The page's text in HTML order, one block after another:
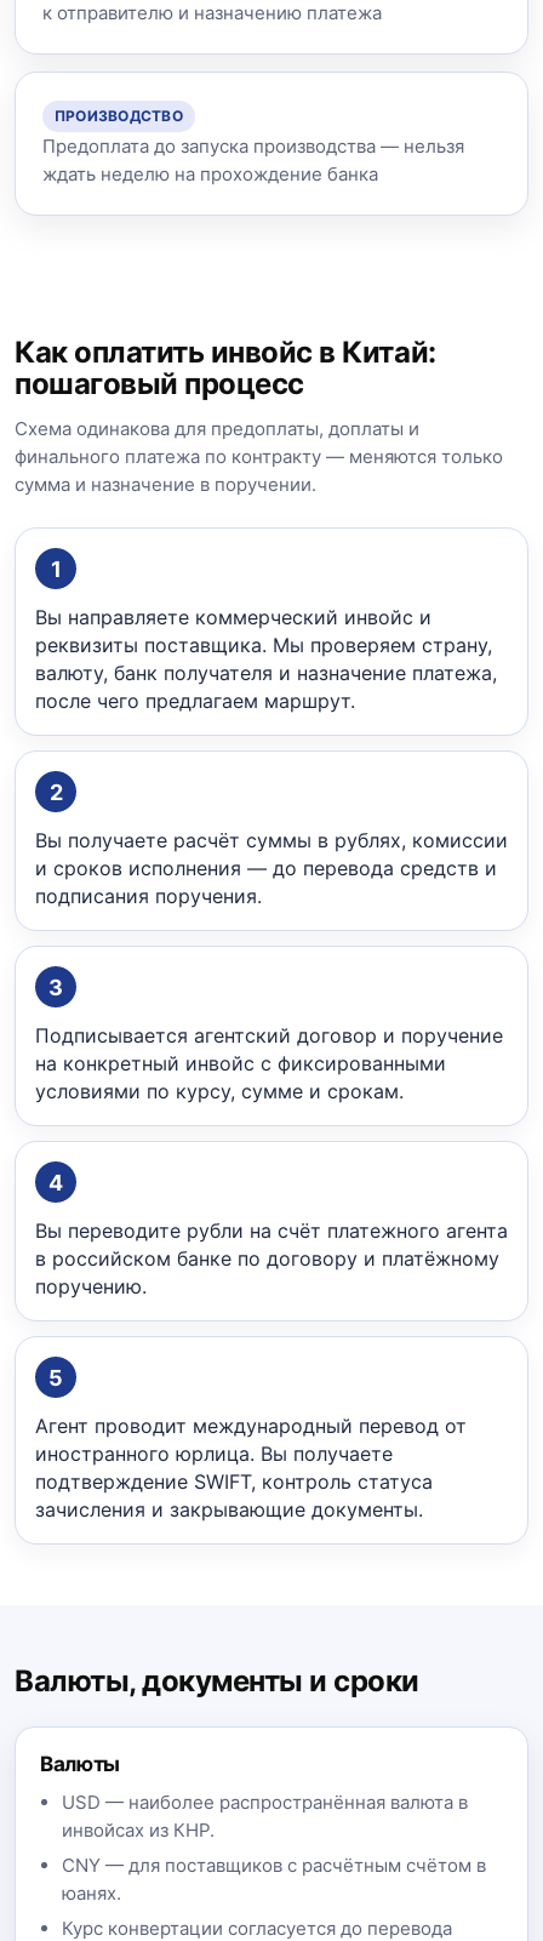
к отправителю и назначению платежа
ПРОИЗВОДСТВО
Предоплата до запуска производства — нельзя
ждать неделю на прохождение банка
Как оплатить инвойс в Китай:
пошаговый процесс
Схема одинакова для предоплаты, доплаты и
финального платежа по контракту — меняются только
сумма и назначение в поручении.
1
Вы направляете коммерческий инвойс и
реквизиты поставщика. Мы проверяем страну,
валюту, банк получателя и назначение платежа,
после чего предлагаем маршрут.
2
Вы получаете расчёт суммы в рублях, комиссии
и сроков исполнения — до перевода средств и
подписания поручения.
3
Подписывается агентский договор и поручение
на конкретный инвойс с фиксированными
условиями по курсу, сумме и срокам.
4
Вы переводите рубли на счёт платежного агента
в российском банке по договору и платёжному
поручению.
5
Агент проводит международный перевод от
иностранного юрлица. Вы получаете
подтверждение SWIFT, контроль статуса
зачисления и закрывающие документы.
Валюты, документы и сроки
Валюты
USD — наиболее распространённая валюта в
инвойсах из КНР.
CNY — для поставщиков с расчётным счётом в
юанях.
Курс конвертации согласуется до перевода